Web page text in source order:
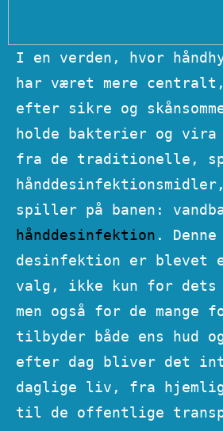
I en verden, hvor
har været mere centralt,
efter sikre og
holde bakterier og
fra de traditionelle,
spiller på banen:
hånddesinfektion .
desinfektion er blevet
valg, ikke kun for
men også for de mange
tilbyder både ens hud
efter dag bliver det
daglige liv, fra
til de offentlige